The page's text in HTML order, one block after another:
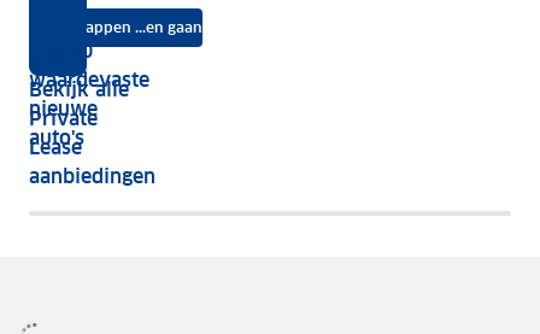
Instappen ...en gaan
Bekijk alle
Private
Lease
aanbiedingen
écht
vijf
jaar
nog
het
meeste
Top 10
waardevaste
nieuwe
auto's